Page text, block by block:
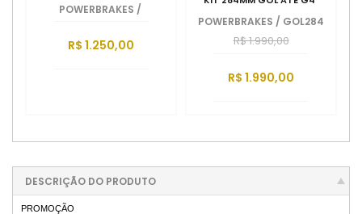
POWERBRAKES /
R$ 1.250,00
POWERBRAKES / GOL284
R$ 1.990,00
R$ 1.990,00
DESCRIÇÃO DO PRODUTO
PROMOÇÃO